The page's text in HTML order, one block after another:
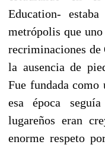
Education-
metrópolis que
recriminaciones
la ausencia de
Fue fundada como
esa época
lugareños eran
enorme respeto